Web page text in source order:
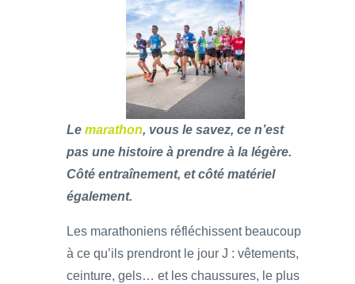
Le marathon, vous le savez, ce n’est
pas une histoire à prendre à la légère.
Côté entraînement, et côté matériel
également.
Les marathoniens réfléchissent beaucoup
à ce qu’ils prendront le jour J : vêtements,
ceinture, gels… et les chaussures, le plus